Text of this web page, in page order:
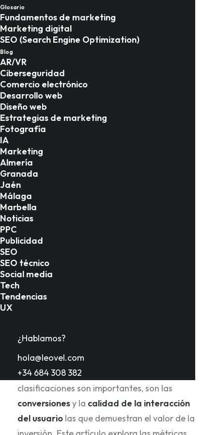
Glosario
Fundamentos de marketing
Marketing digital
SEO (Search Engine Optimization)
Blog
AR/VR
Ciberseguridad
Comercio electrónico
Desarrollo web
Diseño web
Estrategias de marketing
Fotografía
IA
Marketing
Almería
Granada
Jaén
Málaga
Marbella
Noticias
PPC
Publicidad
SEO
SEO técnico
Social media
Tech
Tendencias
UX
¿Hablamos?
hola@leovel.com
+34 684 308 382
para medir el éxito de
tu estrategia SEO
Estrategias de marketing
Eléxito de una estrategia SEO
fundamental para evaluar el SEO es su
capacidad para generar ingresos reales
construir una marca sólida
clasificaciones son importantes, son las
conversionesy la calidad de la interacción
del usuario las que demuestran el valor de la